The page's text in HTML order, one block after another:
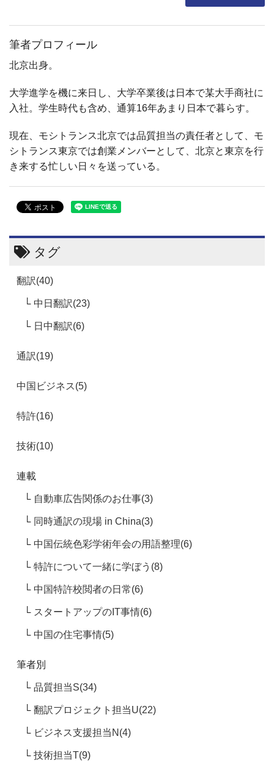
筆者プロフィール
北京出身。
大学進学を機に来日し、大学卒業後は日本で某大手商社に
入社。学生時代も含め、通算16年あまり日本で暮らす。
現在、モシトランス北京では品質担当の責任者として、モ
シトランス東京では創業メンバーとして、北京と東京を行
き来する忙しい日々を送っている。
タグ
翻訳(40)
中日翻訳(23)
日中翻訳(6)
通訳(19)
中国ビジネス(5)
特許(16)
技術(10)
連載
自動車広告関係のお仕事(3)
同時通訳の現場 in China(3)
中国伝統色彩学術年会の用語整理(6)
特許について一緒に学ぼう(8)
中国特許校閲者の日常(6)
スタートアップのIT事情(6)
中国の住宅事情(5)
筆者別
品質担当S(34)
翻訳プロジェクト担当U(22)
ビジネス支援担当N(4)
技術担当T(9)